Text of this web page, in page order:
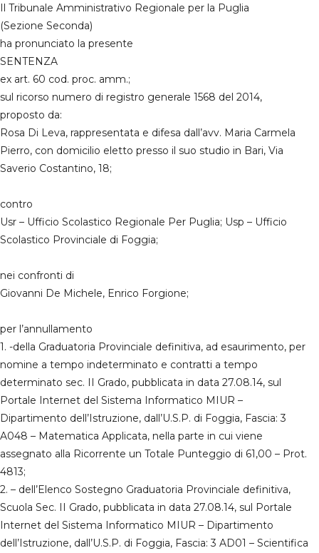
Il Tribunale Amministrativo Regionale per la Puglia
(Sezione Seconda)
ha pronunciato la presente
SENTENZA
ex art. 60 cod. proc. amm.;
sul ricorso numero di registro generale 1568 del 2014,
proposto da:
Rosa Di Leva, rappresentata e difesa dall’avv. Maria Carmela
Pierro, con domicilio eletto presso il suo studio in Bari, Via
Saverio Costantino, 18;
contro
Usr – Ufficio Scolastico Regionale Per Puglia; Usp – Ufficio
Scolastico Provinciale di Foggia;
nei confronti di
Giovanni De Michele, Enrico Forgione;
per l’annullamento
1. -della Graduatoria Provinciale definitiva, ad esaurimento, per
nomine a tempo indeterminato e contratti a tempo
determinato sec. II Grado, pubblicata in data 27.08.14, sul
Portale Internet del Sistema Informatico MIUR –
Dipartimento dell’Istruzione, dall’U.S.P. di Foggia, Fascia: 3
A048 – Matematica Applicata, nella parte in cui viene
assegnato alla Ricorrente un Totale Punteggio di 61,00 – Prot.
4813;
2. – dell’Elenco Sostegno Graduatoria Provinciale definitiva,
Scuola Sec. II Grado, pubblicata in data 27.08.14, sul Portale
Internet del Sistema Informatico MIUR – Dipartimento
dell’Istruzione, dall’U.S.P. di Foggia, Fascia: 3 AD01 – Scientifica